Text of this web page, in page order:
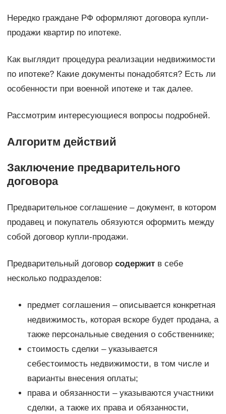
Нередко граждане РФ оформляют договора купли-
продажи квартир по ипотеке.
Как выглядит процедура реализации недвижимости
по ипотеке? Какие документы понадобятся? Есть ли
особенности при военной ипотеке и так далее.
Рассмотрим интересующиеся вопросы подробней.
Алгоритм действий
Заключение предварительного
договора
Предварительное соглашение – документ, в котором
продавец и покупатель обязуются оформить между
собой договор купли-продажи.
Предварительный договор содержитв себе
несколько подразделов:
предмет соглашения – описывается конкретная
недвижимость, которая вскоре будет продана, а
также персональные сведения о собственнике;
стоимость сделки – указывается
себестоимость недвижимости, в том числе и
варианты внесения оплаты;
права и обязанности – указываются участники
сделки, а также их права и обязанности,